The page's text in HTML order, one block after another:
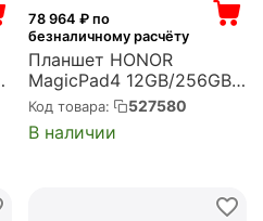
78 964 ₽ по
безналичному расчёту
Планшет HONOR
MagicPad4 12GB/256GB
YLE-W09 Gray
(5301ASDU)
Код товара: 527580
В наличии